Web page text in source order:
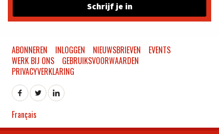
Schrijf je in
ABONNEREN INLOGGEN NIEUWSBRIEVEN
EVENTS
WERK BIJ ONS
GEBRUIKSVOORWAARDEN
PRIVACYVERKLARING
Français